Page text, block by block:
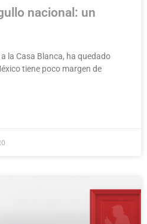
nacional: un
la Casa Blanca, ha quedado
tiene poco margen de